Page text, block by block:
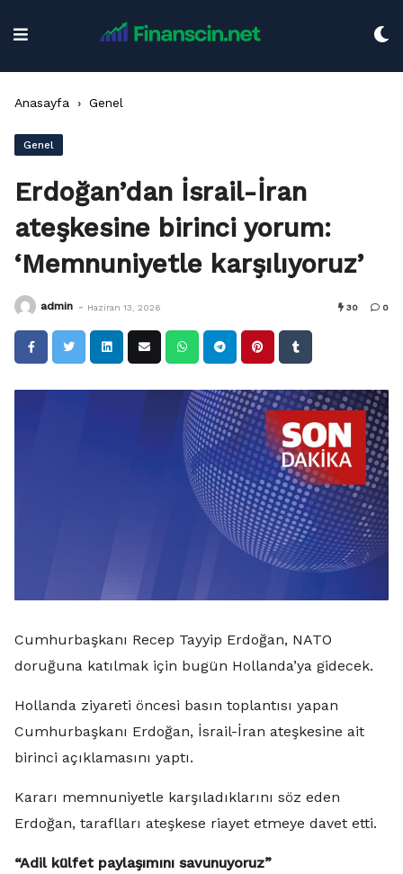
Anasayfa › Genel
Genel
Erdoğan’dan İsrail-İran
ateşkesine birinci yorum:
‘Memnuniyetle karşılıyoruz’
admin - Haziran 13, 2026 30 0
Cumhurbaşkanı Recep Tayyip Erdoğan, NATO
doruğuna katılmak için bugün Hollanda’ya gidecek.
Hollanda ziyareti öncesi basın toplantısı yapan
Cumhurbaşkanı Erdoğan, İsrail-İran ateşkesine ait
birinci açıklamasını yaptı.
Kararı memnuniyetle karşıladıklarını söz eden
Erdoğan, taraflları ateşkese riayet etmeye davet etti.
“Adil külfet paylaşımını savunuyoruz”